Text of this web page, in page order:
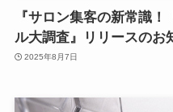
『サロン集客の新常識
ル大調査』リリースのお
2025年8月7日